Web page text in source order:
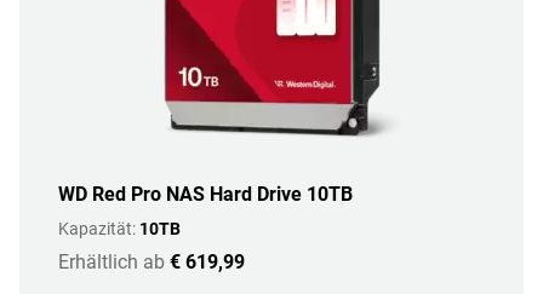
WD Red Pro NAS Hard Drive 10TB
Kapazität: 10TB
Erhältlich ab € 619,99